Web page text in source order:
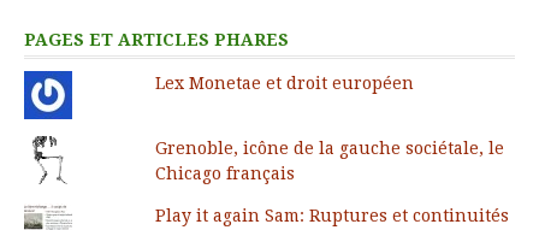
PAGES ET ARTICLES PHARES
Lex Monetae et droit européen
Grenoble, icône de la gauche sociétale, le
Chicago français
Play it again Sam: Ruptures et continuités